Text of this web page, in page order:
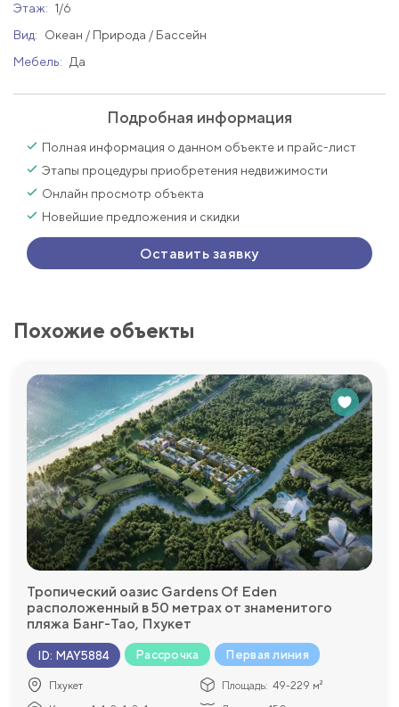
Этаж: 1/6
Вид:
Океан / Природа / Бассейн
Мебель:
Да
Подробная информация
Полная информация о данном объекте и прайс-лист
Этапы процедуры приобретения недвижимости
Онлайн просмотр объекта
Новейшие предложения и скидки
Оставить заявку
Похожие объекты
Тропический оазис Gardens Of Eden
расположенный в 50 метрах от знаменитого
пляжа Банг-Тао, Пхукет
ID: MAY5884 Рассрочка Первая линия
Пхукет Площадь: 49-229 м²